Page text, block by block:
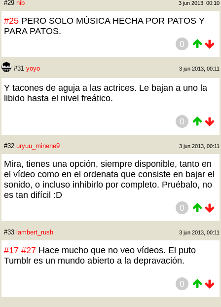
#29 nib 3 jun 2013, 00:10
#25 PERO SOLO MÚSICA HECHA POR PATOS Y
PARA PATOS.
0
#31 yoyo 3 jun 2013, 00:11
Y tacones de aguja a las actrices. Le bajan a uno la
libido hasta el nivel freático.
0
#32 uryuu_minene9 3 jun 2013, 00:11
Mira, tienes una opción, siempre disponible, tanto en
el vídeo como en el ordenata que consiste en bajar el
sonido, o incluso inhibirlo por completo. Pruébalo, no
es tan difícil :D
0
#33 lambert_rush 3 jun 2013, 00:11
#17 #27 Hace mucho que no veo vídeos. El puto
Tumblr es un mundo abierto a la depravación.
0